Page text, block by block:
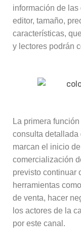
información de las
editor, tamaño,
características,
y lectores podrán
La primera
consulta detallada
marcan el inicio
comercialización
previsto continuar
herramientas
de venta, hacer
los actores de la
por este canal.